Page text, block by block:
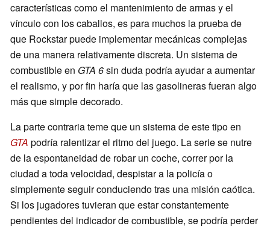
características como el mantenimiento de armas y el
vínculo con los caballos, es para muchos la prueba de
que Rockstar puede implementar mecánicas complejas
de una manera relativamente discreta. Un sistema de
combustible en GTA 6sin duda podría ayudar a aumentar
el realismo, y por fin haría que las gasolineras fueran algo
más que simple decorado.
La parte contraria teme que un sistema de este tipo en
GTA podría ralentizar el ritmo del juego. La serie se nutre
de la espontaneidad de robar un coche, correr por la
ciudad a toda velocidad, despistar a la policía o
simplemente seguir conduciendo tras una misión caótica.
Si los jugadores tuvieran que estar constantemente
pendientes del indicador de combustible, se podría perder